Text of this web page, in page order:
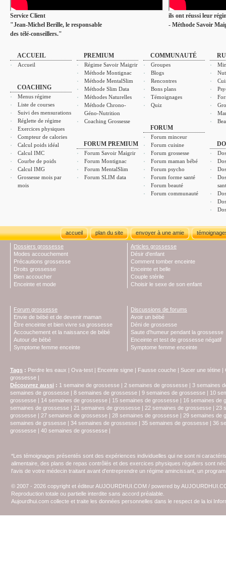
Service Client
"Jean-Michel Berille, le responsable
des télé-conseillers."
ils ont réussi leur
- Méthode Savoir
ACCUEIL
Accueil
COACHING
Menus régime
Liste de courses
Suivi des mensurations
Réglette de régime
Exercices physiques
Compteur de calories
Calcul poids idéal
Calcul IMC
Courbe de poids
Calcul IMG
Grossesse mois par
mois
PREMIUM
Régime Savoir Maigrir
Méthode Montignac
Méthode MentalSlim
Méthode Slim Data
Méthodes Naturelles
Méthode Chrono-
Géno-Nutrition
Coaching Grossesse
FORUM PREMIUM
Forum Savoir Maigrir
Forum Montignac
Forum MentalSlim
Forum SLIM data
COMMUNAUTÉ
Groupes
Blogs
Rencontres
Bons plans
Témoignages
Quiz
FORUM
Forum minceur
Forum cuisine
Forum grossesse
Forum maman bébé
Forum psycho
Forum forme santé
Forum beauté
Forum communauté
accueil plan du site envoyer à une amie
Dossiers grossesse
Modes accouchement
Précautions grossesse
Droits grossesse
Bien accoucher
Enceinte et mode
Articles grossesse
Désir d'enfant
Comment tomber enceinte
Enceinte et belle
Couple stérile
Choisir le sexe de son enfant
Forum grossesse
Envie de bébé et de devenir maman
Être enceinte et bien vivre sa grossesse
Accouchement et la naissance de bébé
Autour de bébé
Symptome femme enceinte
Discussions de forums
Avoir un bébé
Déni de grossesse
Saute d'humeur pendant la grossesse
Enceinte et test de grossesse négatif
Symptome femme enceinte
Tags : Perdre les eaux | Ova-test | Enceinte signe | Fausse couche | Sucer une tétine |
grossesse |
Découvrez aussi : 1 semaine de grossesse | 2 semaines de grossesse | 3 semaines
semaines de grossesse | 8 semaines de grossesse | 9 semaines de grossesse | 10
grossesse | 14 semaines de grossesse | 15 semaines de grossesse | 16 semaines de
semaines de grossesse | 21 semaines de grossesse | 22 semaines de grossesse | 23
grossesse | 27 semaines de grossesse | 28 semaines de grossesse | 29 semaines de
semaines de grssesse | 34 semaines de grossesse | 35 semaines de grossesse | 36
grossesse | 40 semaines de grossesse |
*Les témoignages présentés sont des expériences individuelles qui ne sont ni
alimentaire, des plans de repas contrôlés et des exercices physiques réguliers sont
l'avis de votre médecin traitant avant d'entreprendre un régime amincissant, un
© 2007 - 2026 copyright et éditeur AUJOURDHUI.COM / powered by
Reproduction totale ou partielle interdite sans accord préalable.
Aujourdhui.com collecte et traite les données personnelles dans le respect de la loi